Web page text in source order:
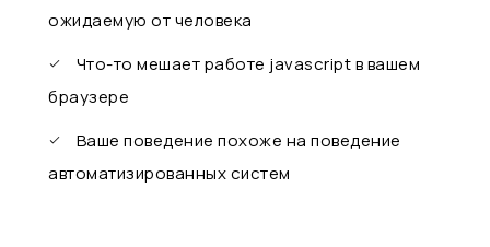
ожидаемую от человека
Что-то мешает работе javascript в вашем
браузере
Ваше поведение похоже на поведение
автоматизированных систем